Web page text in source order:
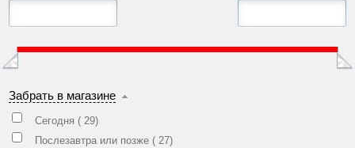
Забрать в магазине
Сегодня ( 29)
Послезавтра или позже ( 27)